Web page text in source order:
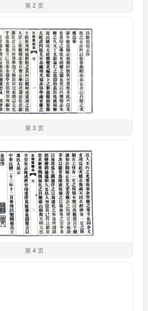
第 2 页
第 3 页
第 4 页